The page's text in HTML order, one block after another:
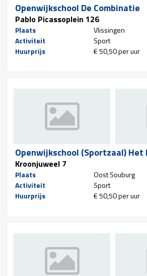
Openwijkschool De Combinatie
Pablo Picassoplein 126
Plaats
Vlissingen
Activiteit
Sport
Huurprijs
€ 50,50 per uur
Openwijkschool (Sportzaal) Het
Kroonjuweel 7
Plaats
Oost Souburg
Activiteit
Sport
Huurprijs
€ 50,50 per uur